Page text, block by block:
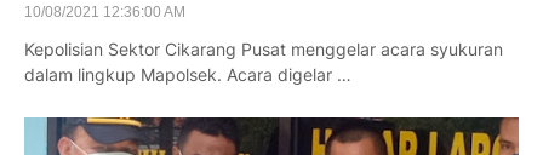
10/08/2021 12:36:00 AM
Kepolisian Sektor Cikarang Pusat menggelar acara syukuran
dalam lingkup Mapolsek. Acara digelar …